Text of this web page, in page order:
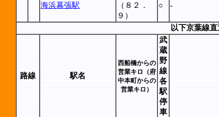
海浜幕張駅
（８２．
９）
○ -
以下京葉線
路線 駅名
西船橋からの
営業キロ（府
中本町からの
営業キロ）
武
蔵
野
線
各
駅
停
車